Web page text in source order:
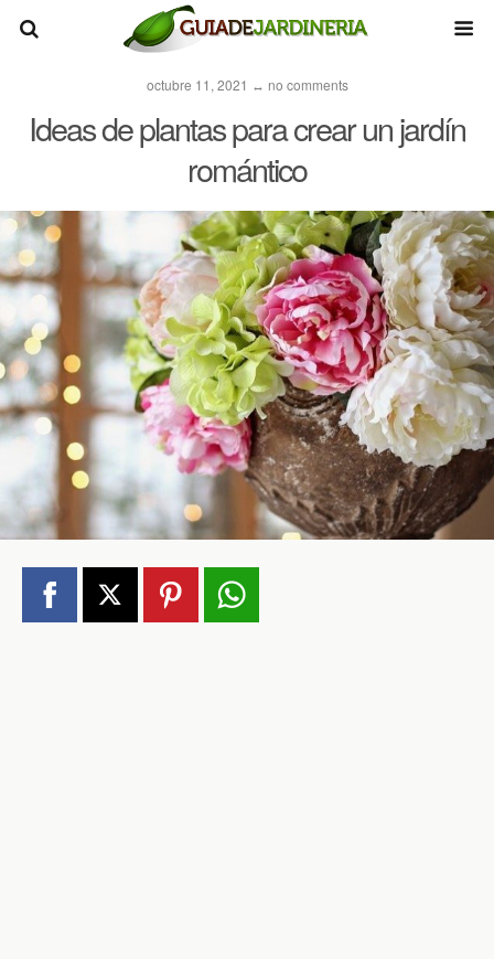
octubre 11, 2021 ↔ no comments
Ideas de plantas para crear un jardín
romántico